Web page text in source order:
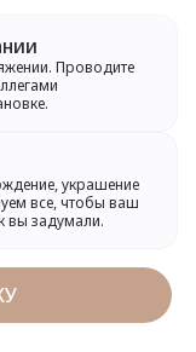
Проводите
украшение
все, чтобы ваш
вы задумали.